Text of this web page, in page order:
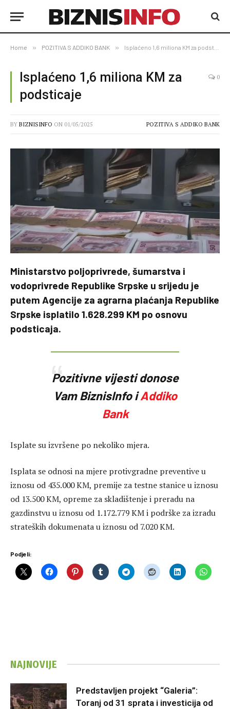
Home » POZITIVA S ADDIKO BANK » Isplaćeno 1,6 miliona KM za podsticaje
Isplaćeno 1,6 miliona KM za
podsticaje
0
BY BIZNISINFO ON 01/05/2025 POZITIVA S ADDIKO BANK
Ministarstvo poljoprivrede, šumarstva i
vodoprivrede Republike Srpske u srijedu je
putem Agencije za agrarna plaćanja Republike
Srpske isplatilo 1.628.299 KM po osnovu
podsticaja.
Pozitivne vijesti donose
Vam BiznisInfo iAddiko
Bank
Isplate su izvršene po nekoliko mjera.
Isplata se odnosi na mjere protivgradne preventive u
iznosu od 435.000 KM, premije za testne stanice u iznosu
od 13.500 KM, opreme za skladištenje i preradu na
gazdinstvu u iznosu od 1.172.779 KM i podrške za izradu
strateških dokumenata u iznosu od 7.020 KM.
Podjeli:
NAJNOVIJE
Predstavljen projekt “Galeria”:
Toranj od 31 sprata i investicija od